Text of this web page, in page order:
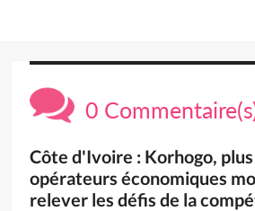
0
Côte d'Ivoire : Korhogo,
opérateurs économiques
relever les défis de la